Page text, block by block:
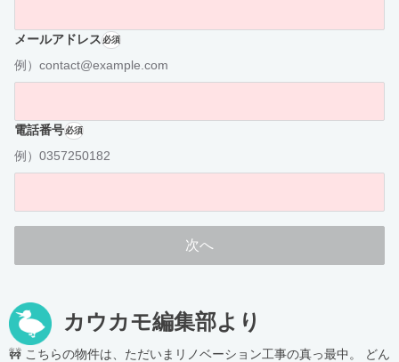
メールアドレス必須
例）contact@example.com
電話番号必須
例）0357250182
次へ
カウカモ編集部より
🚧 こちらの物件は、ただいまリノベーション工事の真っ最中。 どん